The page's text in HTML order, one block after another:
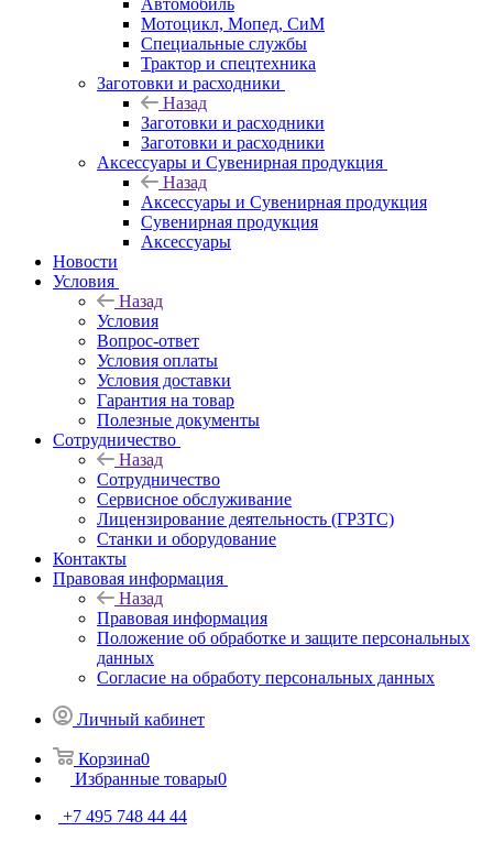
Автомобиль
Мотоцикл, Мопед, СиМ
Специальные службы
Трактор и спецтехника
Заготовки и расходники
Назад
Заготовки и расходники
Заготовки и расходники
Аксессуары и Сувенирная продукция
Назад
Аксессуары и Сувенирная продукция
Сувенирная продукция
Аксессуары
Новости
Условия
Назад
Условия
Вопрос-ответ
Условия оплаты
Условия доставки
Гарантия на товар
Полезные документы
Сотрудничество
Назад
Сотрудничество
Сервисное обслуживание
Лицензирование деятельность (ГРЗТС)
Станки и оборудование
Контакты
Правовая информация
Назад
Правовая информация
Положение об обработке и защите персональных
данных
Согласие на обработу персональных данных
Личный кабинет
Корзина0
Избранные товары0
+7 495 748 44 44